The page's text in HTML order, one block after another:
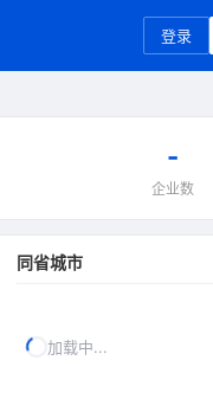
登录
-
企业数
同省城市
加载中...